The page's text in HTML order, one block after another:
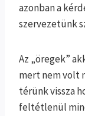
azonban a
szervezetünk
Az „öregek”
mert nem volt
térünk vissza
feltétlenül